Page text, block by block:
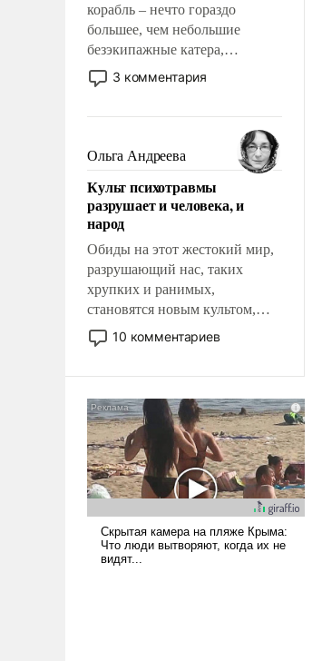
корабль – нечто гораздо
большее, чем небольшие
безэкипажные катера,
применение которых уже
стало обыденностью. Задача по
сложна и амбициозна. Однако
и ее реализация радикально
поднимет наши боевые
возможности.
3 комментария
Ольга Андреева
Культ психотравмы
разрушает и человека, и
народ
Обиды на этот жестокий мир,
разрушающий нас, таких
хрупких и ранимых,
становятся новым культом,
постепенно вытесняя и
отменяя традиционное
ударами судьбы, брать на себя
ответственность, помогать
слабым, идти вперед и
адаптироваться.
10 комментариев